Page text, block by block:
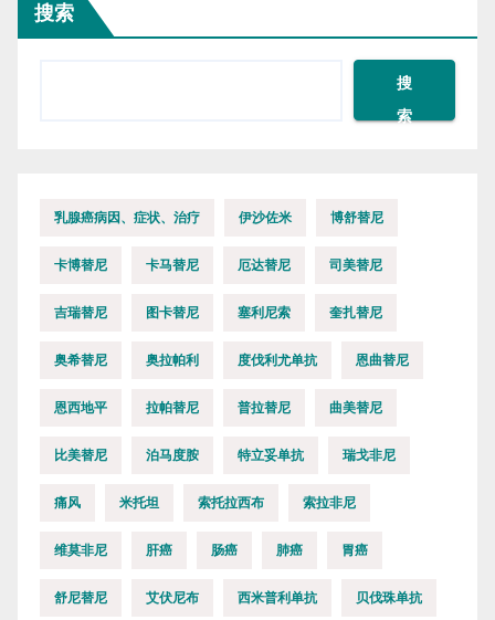
搜索
搜
索
乳腺癌病因、症状、治疗 伊沙佐米 博舒替尼
卡博替尼 卡马替尼 厄达替尼 司美替尼
吉瑞替尼 图卡替尼 塞利尼索 奎扎替尼
奥希替尼 奥拉帕利 度伐利尤单抗 恩曲替尼
恩西地平 拉帕替尼 普拉替尼 曲美替尼
比美替尼 泊马度胺 特立妥单抗 瑞戈非尼
痛风 米托坦 索托拉西布 索拉非尼
维莫非尼 肝癌 肠癌 肺癌 胃癌
舒尼替尼 艾伏尼布 西米普利单抗 贝伐珠单抗